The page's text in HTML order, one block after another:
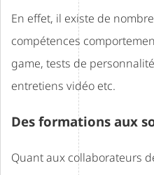
En effet, il existe de
compétences
game, tests de
entretiens vidéo etc.
Des formations aux
Quant aux collaborateurs